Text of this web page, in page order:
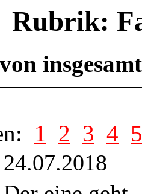
Rubrik:
1 2 3 4 5
24.07.2018